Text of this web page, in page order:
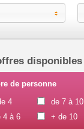
disponibles
de personne
4
4 à 6
de 7 à 10
+ de 10